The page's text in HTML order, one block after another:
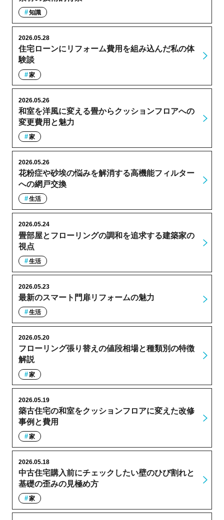
知識
住宅ローンにリフォーム費用を組み込んだ私の体
験談
2026.05.28
家
和室を洋風に変える畳からクッションフロアへの
変更費用と魅力
2026.05.26
家
花粉症や砂埃の悩みを解消する高機能フィルター
への網戸交換
2026.05.26
生活
畳部屋とフローリングの調和を追求する建築家の
視点
2026.05.24
生活
最新のスマート門扉リフォームの魅力
2026.05.23
生活
フローリング張り替えの値段相場と種類別の特徴
解説
2026.05.20
家
築古住宅の和室をクッションフロアに変えた改修
事例と費用
2026.05.19
家
中古住宅購入前にチェックしたい壁のひび割れと
基礎の歪みの見極め方
2026.05.18
家